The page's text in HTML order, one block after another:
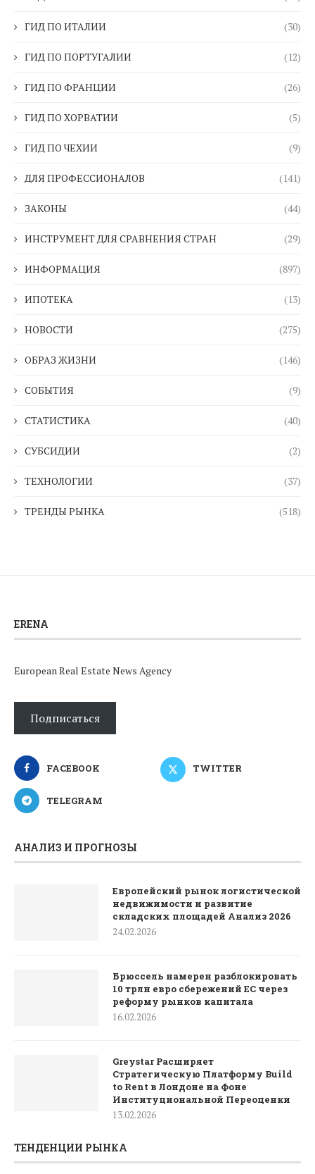
ГИД ПО ИТАЛИИ (30)
ГИД ПО ПОРТУГАЛИИ (12)
ГИД ПО ФРАНЦИИ (26)
ГИД ПО ХОРВАТИИ (5)
ГИД ПО ЧЕХИИ (9)
ДЛЯ ПРОФЕССИОНАЛОВ (141)
ЗАКОНЫ (44)
ИНСТРУМЕНТ ДЛЯ СРАВНЕНИЯ СТРАН (29)
ИНФОРМАЦИЯ (897)
ИПОТЕКА (13)
НОВОСТИ (275)
ОБРАЗ ЖИЗНИ (146)
СОБЫТИЯ (9)
СТАТИСТИКА (40)
СУБСИДИИ (2)
ТЕХНОЛОГИИ (37)
ТРЕНДЫ РЫНКА (518)
ERENA
European Real Estate News Agency
Подписаться
FACEBOOK TWITTER
TELEGRAM
АНАЛИЗ И ПРОГНОЗЫ
Европейский рынок логистической
недвижимости и развитие
складских площадей Анализ 2026
24.02.2026
Брюссель намерен разблокировать
10 трлн евро сбережений ЕС через
реформу рынков капитала
16.02.2026
Greystar Расширяет
Стратегическую Платформу Build
to Rent в Лондоне на Фоне
Институциональной Переоценки
13.02.2026
ТЕНДЕНЦИИ РЫНКА